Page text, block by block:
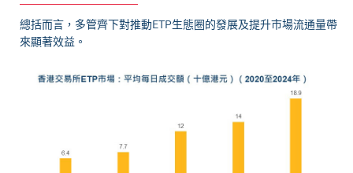
總括而言，多管齊下對推動ETP生態圈的發展及提升市場流通量帶
來顯著效益。